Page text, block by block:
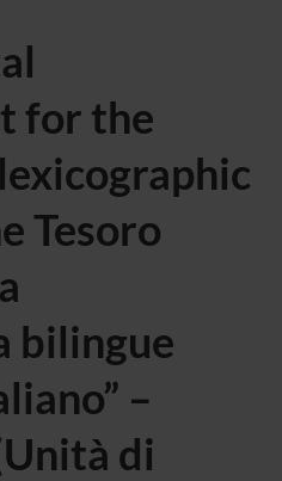
for the
Tesoro
bilingue
–
di